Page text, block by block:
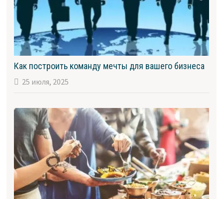
Как построить команду мечты для вашего бизнеса
25 июля, 2025